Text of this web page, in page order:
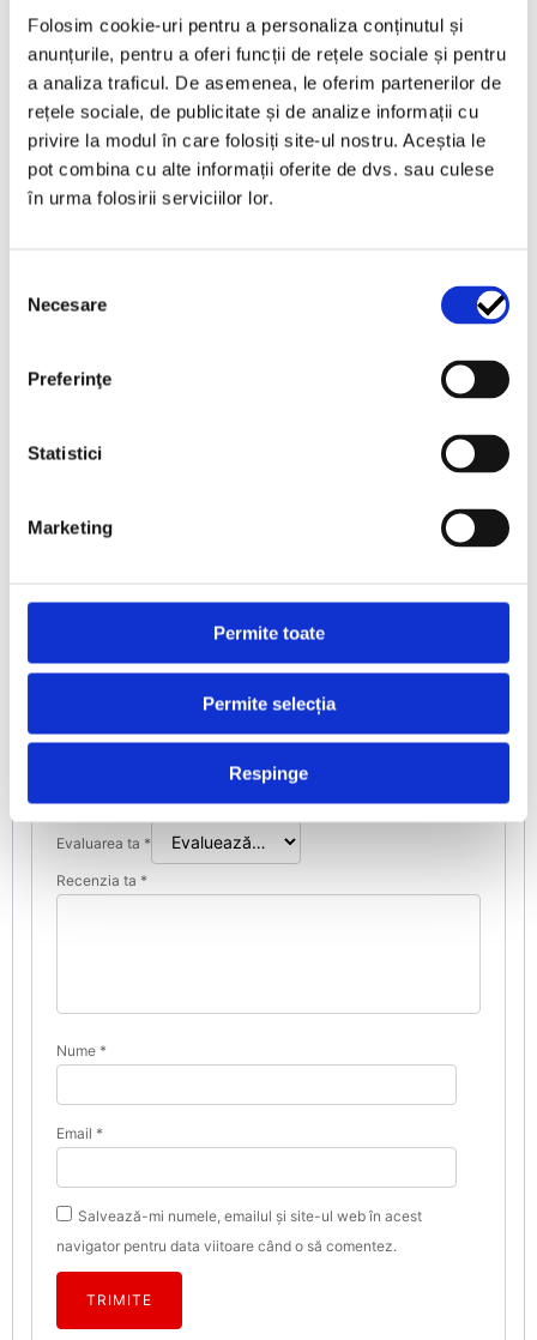
Folosim cookie-uri pentru a personaliza conținutul și
anunțurile, pentru a oferi funcții de rețele sociale și pentru
a analiza traficul. De asemenea, le oferim partenerilor de
rețele sociale, de publicitate și de analize informații cu
privire la modul în care folosiți site-ul nostru. Aceștia le
pot combina cu alte informații oferite de dvs. sau culese
în urma folosirii serviciilor lor.
consimțământului
Necesare
Preferinţe
Statistici
Marketing
Permite toate
Permite selecția
Respinge
GRAND VITARA
2 recenzii pentruSuspensie +5cm (+2”),
Desert King + Eibach pentru Suzuki
Evaluat la5
O am de 1 an jumate si pot spune este
Adaugă o recenzie
Adresa ta de email nu va fi publicată.
Câmpurile obligatorii sunt marcate cu
Evaluarea ta *
Recenzia ta *
Nume *
Email *
Salvează-mi numele, emailul și site-ul web în acest
navigator pentru data viitoare când o să comentez.